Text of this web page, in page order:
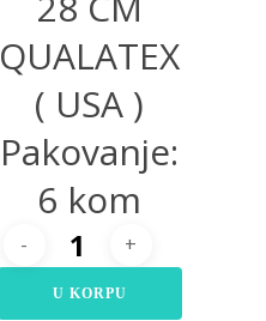
QUALATEX
( USA )
Pakovanje:
6 kom
U KORPU